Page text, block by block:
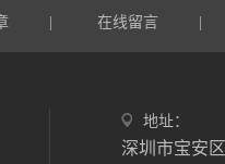
在线留言
地址：
深圳市宝安